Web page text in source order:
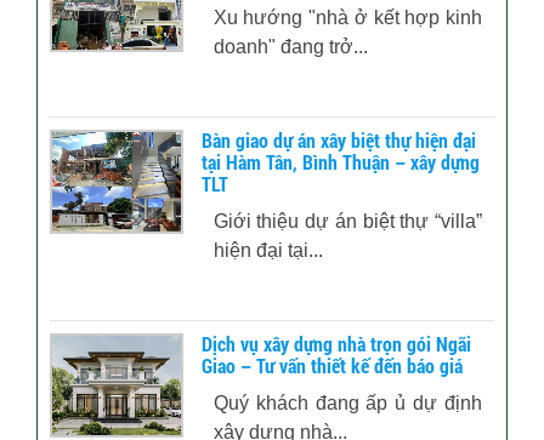
Xu hướng "nhà ở kết hợp kinh
doanh" đang trở...
Bàn giao dự án xây biệt thự hiện đại
tại Hàm Tân, Bình Thuận – xây dựng
TLT
Giới thiệu dự án biệt thự “villa”
hiện đại tại...
Dịch vụ xây dựng nhà trọn gói Ngãi
Giao – Tư vấn thiết kế đến báo giá
Quý khách đang ấp ủ dự định
xây dựng nhà...